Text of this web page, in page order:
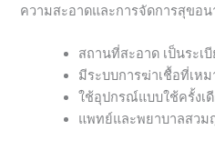
ความสะอาดและการจัดการสุขอ
สถานที่สะอาด เป็นระเ
มีระบบการฆ่าเชื้อที่เหม
ใช้อุปกรณ์แบบใช้ครั้งเ
แพทย์และพยาบาลสวม